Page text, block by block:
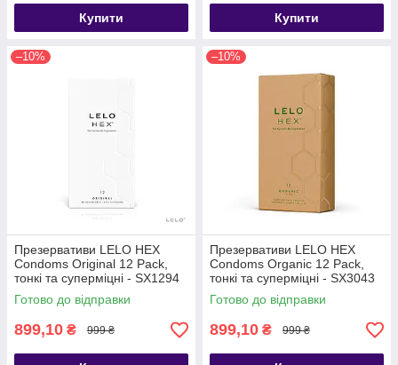
Купити Купити
–10%
Презервативи LELO HEX
Condoms Original 12 Pack,
тонкі та суперміцні - SX1294
Готово до відправки
899,10 ₴ 999 ₴
–10%
Презервативи LELO HEX
Condoms Organic 12 Pack,
тонкі та суперміцні - SX3043
Готово до відправки
899,10 ₴ 999 ₴